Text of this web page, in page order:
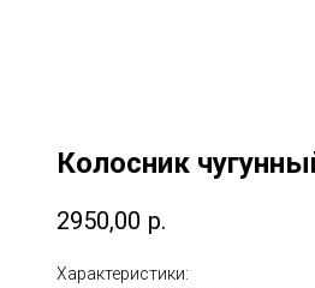
Колосник
2950,00 р.
Характеристики: